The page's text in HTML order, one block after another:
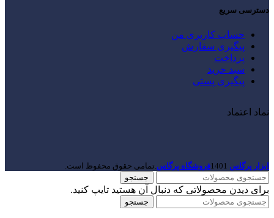
دسترسی سریع
حساب کاربری من
پیگیری سفارش
پرداخت
سبد خرید
پیگیری پستی
نماد اعتماد
ابزار پرگاس 1401فروشگاه پرگاس.تمامی حقوق محفوظ است.
جستجو
برای دیدن محصولاتی که دنبال آن هستید تایپ کنید.
جستجو